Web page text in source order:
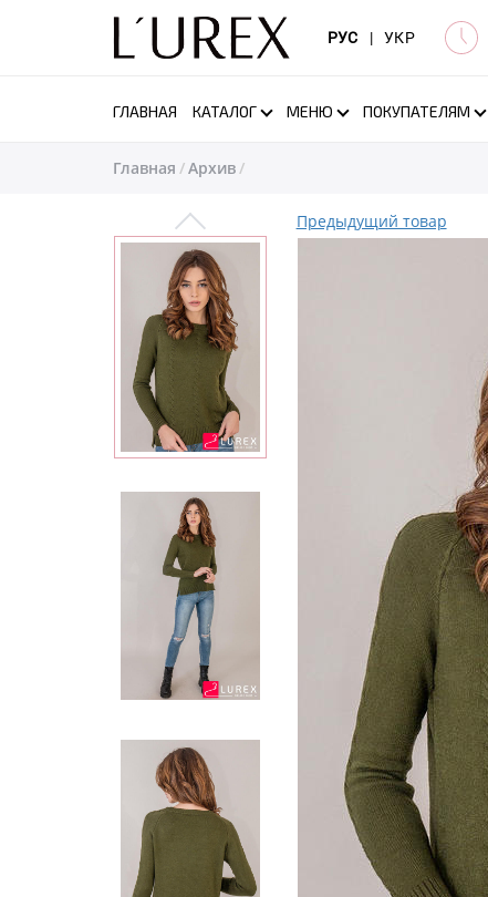
РУС | УКР
ГЛАВНАЯ КАТАЛОГ МЕНЮ ПОКУПАТЕЛЯМ
Главная Архив
Предыдущий товар